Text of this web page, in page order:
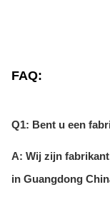
FAQ:
Q1: Bent u een
A: Wij zijn
in Guangdong